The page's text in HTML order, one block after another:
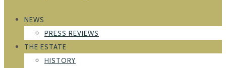
NEWS
PRESS REVIEWS
THE ESTATE
HISTORY